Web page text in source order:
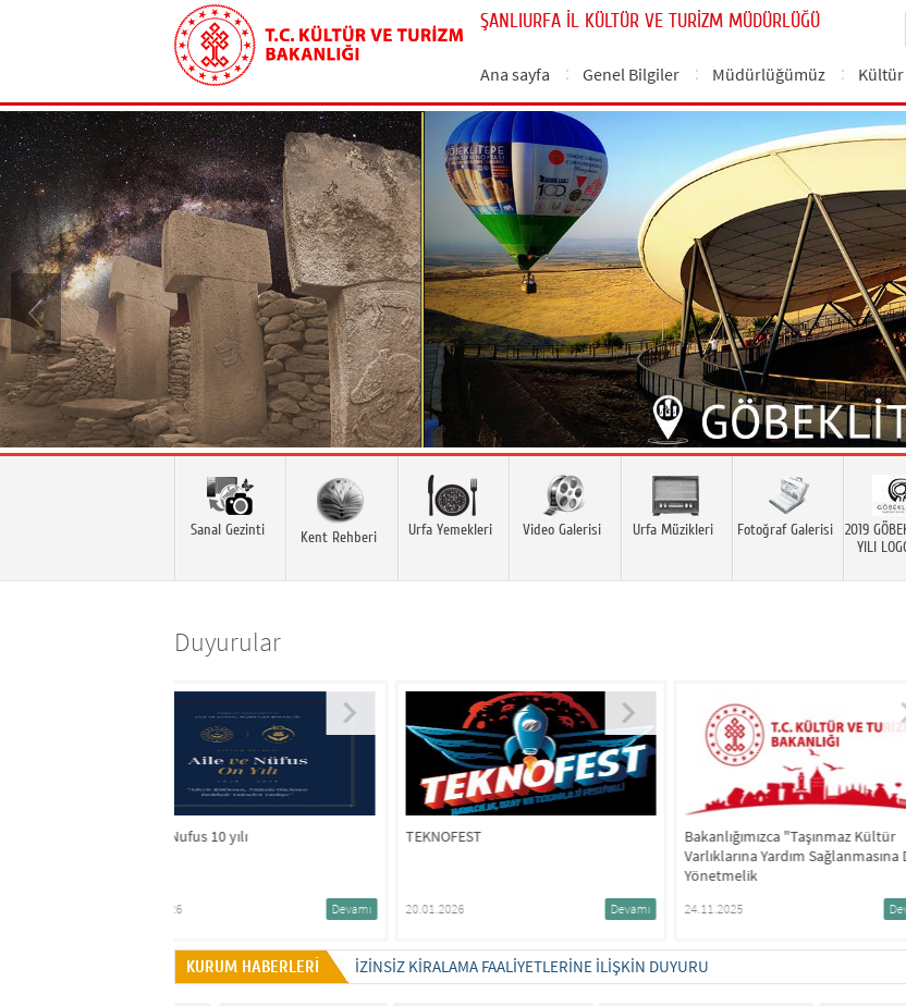
ŞANLIURFA İL KÜLTÜR VE TURİZM MÜDÜRLÜĞÜ
Ana sayfa Genel Bilgiler Müdürlüğümüz Kültür
Sanal Gezinti Kent Rehberi Urfa Yemekleri Video Galerisi Urfa Müzikleri Fotoğraf Galerisi
2019
YILI
Duyurular
TEKNOFEST
Devamı
Bakanlığımızca "Taşınmaz Kültür
Varlıklarına Yardım Sağlanmasına Dair
Devamı
2025 Yılı Serhat Turu
KURUM HABERLERİ İZINSIZ KIRALAMA FAALIYETLERINE İLIŞKIN DUYURU